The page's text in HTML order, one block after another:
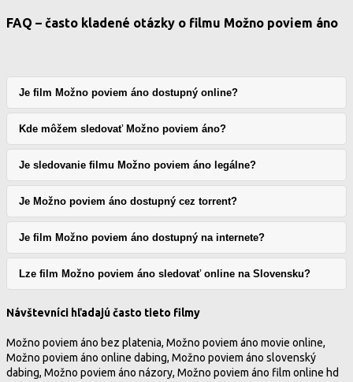
FAQ – často kladené otázky o filmu Možno poviem áno
Je film Možno poviem áno dostupný online?
Kde môžem sledovať Možno poviem áno?
Je sledovanie filmu Možno poviem áno legálne?
Je Možno poviem áno dostupný cez torrent?
Je film Možno poviem áno dostupný na internete?
Lze film Možno poviem áno sledovať online na Slovensku?
Návštevníci hľadajú často tieto filmy
Možno poviem áno bez platenia, Možno poviem áno movie online,
Možno poviem áno online dabing, Možno poviem áno slovenský
dabing, Možno poviem áno názory, Možno poviem áno film online hd